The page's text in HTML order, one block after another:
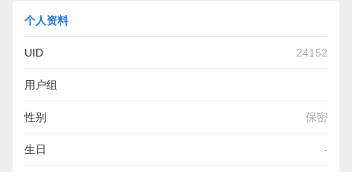
个人资料
UID 24152
用户组
性别 保密
生日 -